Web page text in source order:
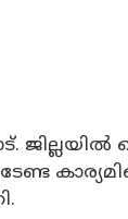
ജില്ലയിൽ